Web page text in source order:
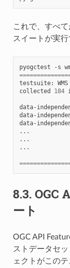
これで、すべ
スイートが実行
pyogctest -s
testsuite:
WMS
collected
184
data-
data-
data-
...
...
...
8.3. OGC
ート
OGC API
ストデータセ
ェクトがこの